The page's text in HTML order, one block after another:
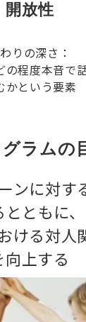
開放性
りの深さ：
の程度本音で
かという要素
ラムの
ンに対す
ともに、
ける対人
向上する